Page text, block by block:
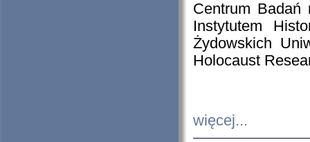
Centrum Badań
Instytutem
Żydowskich
Holocaust
więcej...